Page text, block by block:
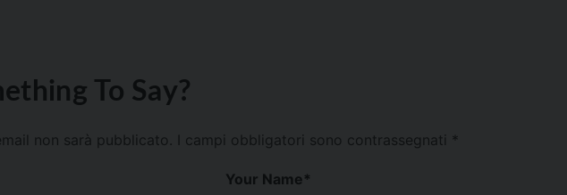
To Say?
non sarà pubblicato. I campi obbligatori sono contrassegnati *
Your Name*